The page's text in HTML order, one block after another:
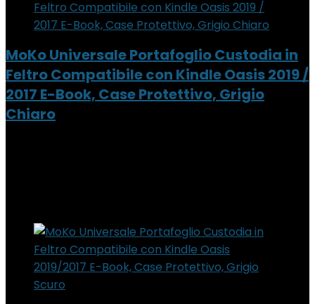
MoKo Universale Portafoglio Custodia in
Feltro Compatibile con Kindle Oasis 2019 /
2017 E-Book, Case Protettivo, Grigio
Chiaro